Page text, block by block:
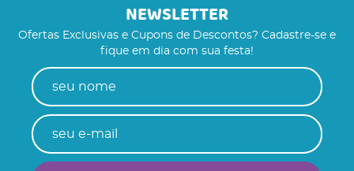
NEWSLETTER
Ofertas Exclusivas e Cupons de Descontos? Cadastre-se e
fique em dia com sua festa!